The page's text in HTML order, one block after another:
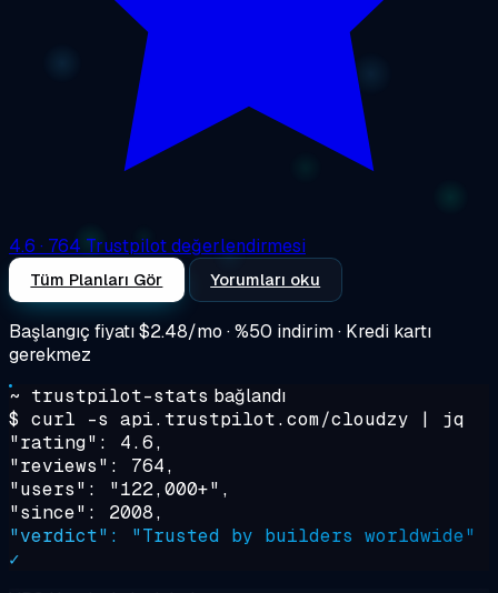
4.6 · 764 Trustpilot değerlendirmesi
Tüm Planları Gör Yorumları oku
Başlangıç fiyatı$2.48/mo · %50 indirim · Kredi kartı
gerekmez
~ trustpilot-stats bağlandı
$ curl -s api.trustpilot.com/cloudzy | jq
"rating": 4.6,
"reviews": 764,
"users": "122,000+",
"since": 2008,
"verdict": "Trusted by builders worldwide"
✓